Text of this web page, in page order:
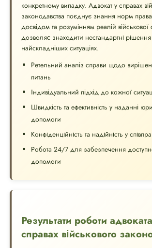
конкретному випадку. Адвокат у справах
законодавства поєднує знання норм
досвідом та розумінням реалій
дозволяє знаходити нестандартні рішення
найскладніших ситуаціях.
Ретельний аналіз справи щодо
питань
Індивідуальний підхід до кожної
Швидкість та ефективність у наданні
допомоги
Конфіденційність та надійність у
Робота 24/7 для забезпечення
допомоги
Результати роботи
справах військового